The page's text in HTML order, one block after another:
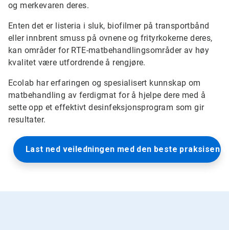
og merkevaren deres.
Enten det er listeria i sluk, biofilmer på transportbånd
eller innbrent smuss på ovnene og frityrkokerne deres,
kan områder for RTE-matbehandlingsområder av høy
kvalitet være utfordrende å rengjøre.
Ecolab har erfaringen og spesialisert kunnskap om
matbehandling av ferdigmat for å hjelpe dere med å
sette opp et effektivt desinfeksjonsprogram som gir
resultater.
Last ned veiledningen med den beste praksisen